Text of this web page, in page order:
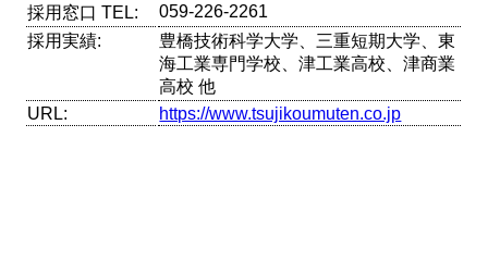
採用窓口 TEL:
059-226-2261
採用実績:
豊橋技術科学大学、三重短期大学、東
海工業専門学校、津工業高校、津商業
高校 他
URL:
https://www.tsujikoumuten.co.jp